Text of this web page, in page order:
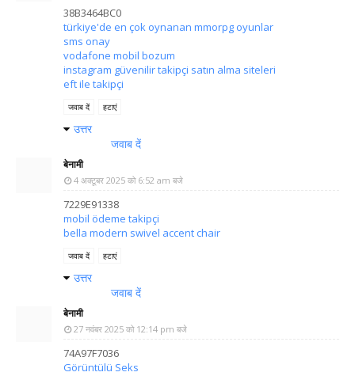
38B3464BC0
türkiye'de en çok oynanan mmorpg oyunlar
sms onay
vodafone mobil bozum
instagram güvenilir takipçi satın alma siteleri
eft ile takipçi
जवाब दें हटाएं
उत्तर
जवाब दें
बेनामी
4 अक्टूबर 2025 को 6:52 am बजे
7229E91338
mobil ödeme takipçi
bella modern swivel accent chair
जवाब दें हटाएं
उत्तर
जवाब दें
बेनामी
27 नवंबर 2025 को 12:14 pm बजे
74A97F7036
Görüntülü Seks